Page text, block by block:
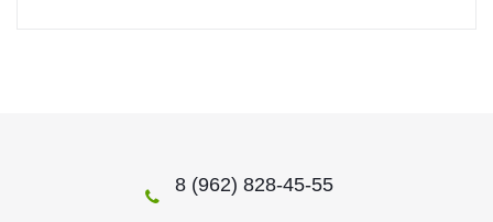
8 (962) 828-45-55